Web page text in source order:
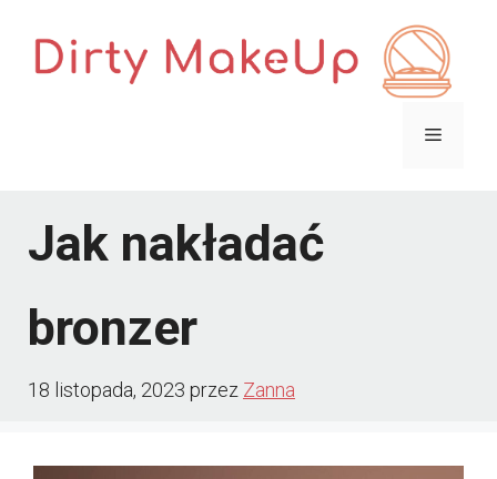
Menu
Jak nakładać
bronzer
18 listopada, 2023 przez Zanna